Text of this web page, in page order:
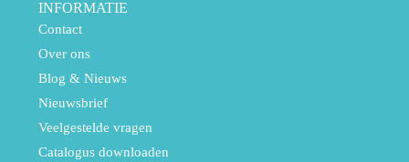
INFORMATIE
Contact
Over ons
Blog & Nieuws
Nieuwsbrief
Veelgestelde vragen
Catalogus downloaden